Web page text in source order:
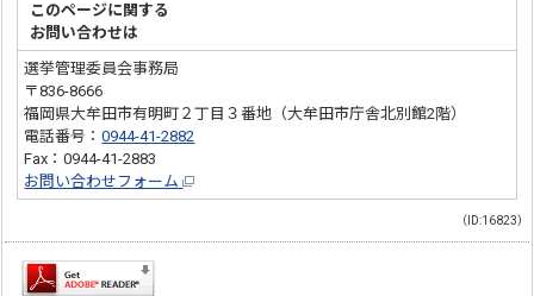
このページに関する
お問い合わせは
選挙管理委員会事務局
〒836-8666
福岡県大牟田市有明町２丁目３番地（大牟田市庁舎北別館2階）
電話番号：0944-41-2882
Fax：0944-41-2883
お問い合わせフォーム
（ID:16823）